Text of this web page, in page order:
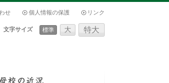
せ 個人情報の保護 リンク
文字サイズ 標準 大 特大